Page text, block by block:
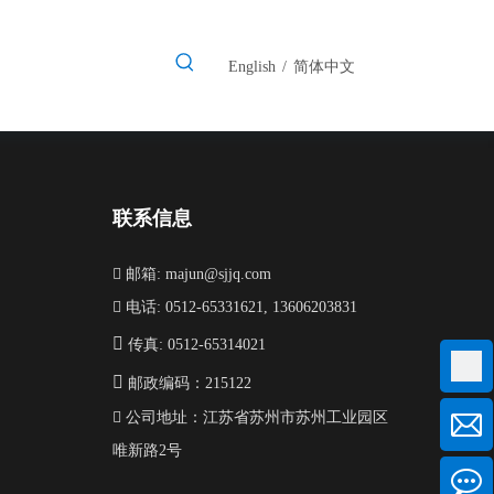
English / 简体中文
联系信息
 邮箱: majun@sjjq.com
 电话: 0512-65331621, 13606203831
 传真: 0512-65314021
 邮政编码：215122
 公司地址：江苏省苏州市苏州工业园区
唯新路2号